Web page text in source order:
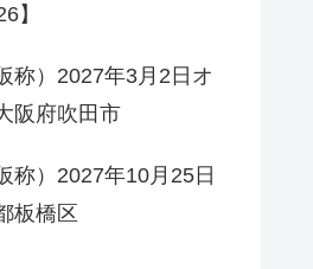
】
称）2027年3月2日オ
阪府吹田市
称）2027年10月25日
板橋区